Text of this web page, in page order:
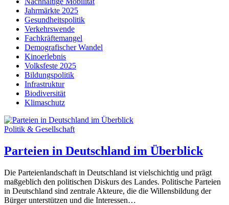
Jahrmärkte 2025
Gesundheitspolitik
Verkehrswende
Fachkräftemangel
Demografischer Wandel
Kinoerlebnis
Volksfeste 2025
Bildungspolitik
Infrastruktur
Biodiversität
Klimaschutz
Politik & Gesellschaft
Parteien in Deutschland im Überblick
Die Parteienlandschaft in Deutschland ist vielschichtig und prägt
maßgeblich den politischen Diskurs des Landes. Politische Parteien
in Deutschland sind zentrale Akteure, die die Willensbildung der
Bürger unterstützen und die Interessen…